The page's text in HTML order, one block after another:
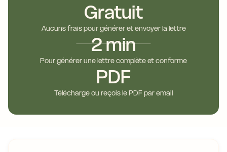
Gratuit
Aucuns frais pour générer et envoyer la lettre
2 min
Pour générer une lettre complète et conforme
PDF
Télécharge ou reçois le PDF par email